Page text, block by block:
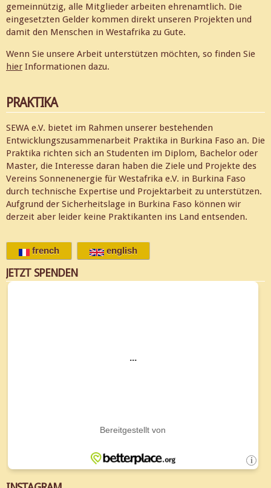
gemeinnützig, alle Mitglieder arbeiten ehrenamtlich. Die
eingesetzten Gelder kommen direkt unseren Projekten und
damit den Menschen in Westafrika zu Gute.
Wenn Sie unsere Arbeit unterstützen möchten, so finden Sie
hier Informationen dazu.
PRAKTIKA
SEWA e.V. bietet im Rahmen unserer bestehenden
Entwicklungszusammenarbeit Praktika in Burkina Faso an. Die
Praktika richten sich an Studenten im Diplom, Bachelor oder
Master, die Interesse daran haben die Ziele und Projekte des
Vereins Sonnenenergie für Westafrika e.V. in Burkina Faso
durch technische Expertise und Projektarbeit zu unterstützen.
Aufgrund der Sicherheitslage in Burkina Faso können wir
derzeit aber leider keine Praktikanten ins Land entsenden.
french english
JETZT SPENDEN